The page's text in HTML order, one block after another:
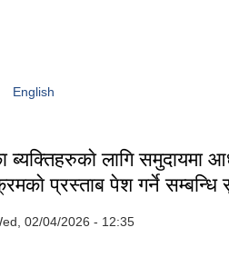
योजना तथा कार्यक्रम सञ्चालन तथा कार्यान्वयन
English
ब्यक्तिहरुकाे लागि समुदायमा
प्रस्ताब पेश गर्ने सम्बन्धि
02/04/2026 - 12:35